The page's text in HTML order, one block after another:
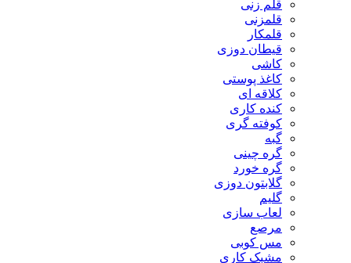
قلم زنی
قلمزنی
قلمکار
قیطان دوزی
کاشی
کاغذ پوستی
کلاقه ای
کنده کاری
کوفته گری
گبه
گره چینی
گره خورد
گلابتون دوزی
گلیم
لعاب سازی
مرصع
مس کوبی
مشبک کاری